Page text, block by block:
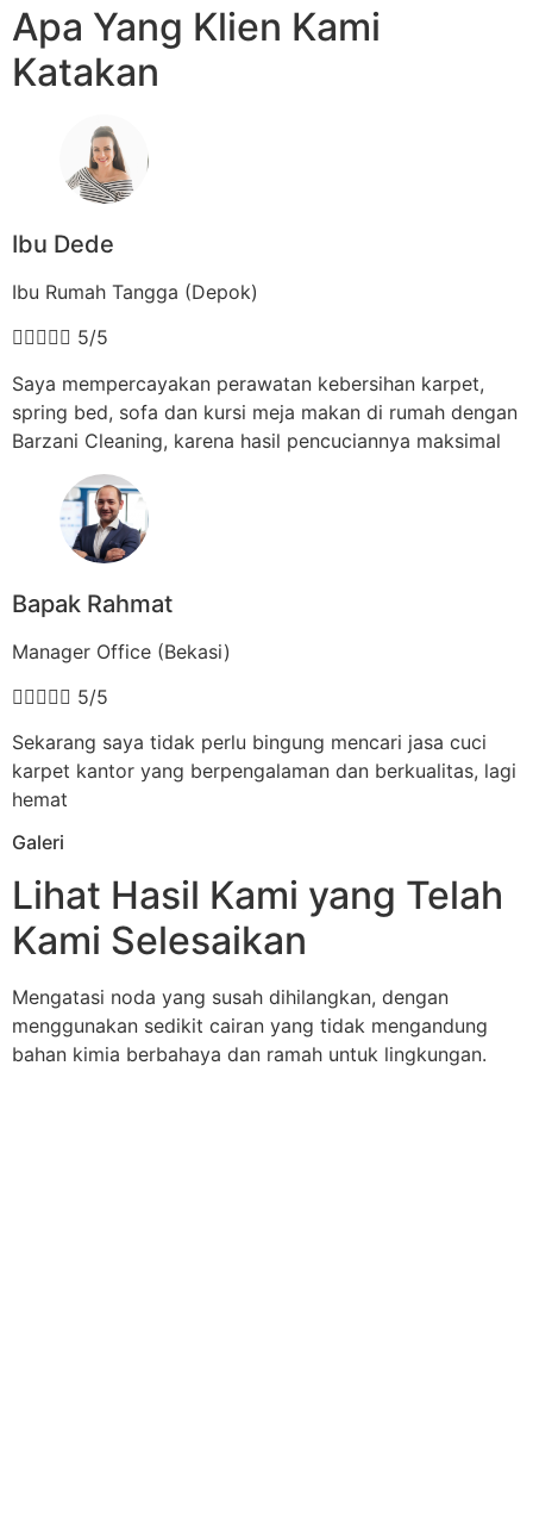
Apa Yang Klien Kami
Katakan
Ibu Dede
Ibu Rumah Tangga (Depok)
 5/5
Saya mempercayakan perawatan kebersihan karpet,
spring bed, sofa dan kursi meja makan di rumah dengan
Barzani Cleaning, karena hasil pencuciannya maksimal
Bapak Rahmat
Manager Office (Bekasi)
 5/5
Sekarang saya tidak perlu bingung mencari jasa cuci
karpet kantor yang berpengalaman dan berkualitas, lagi
hemat
Galeri
Lihat Hasil Kami yang Telah
Kami Selesaikan
Mengatasi noda yang susah dihilangkan, dengan
menggunakan sedikit cairan yang tidak mengandung
bahan kimia berbahaya dan ramah untuk lingkungan.